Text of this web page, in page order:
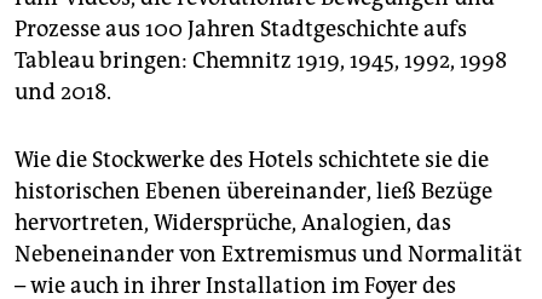
Prozesse aus 100 Jahren Stadtgeschichte aufs
Tableau bringen: Chemnitz 1919, 1945, 1992, 1998
und 2018.
Wie die Stockwerke des Hotels schichtete sie die
historischen Ebenen übereinander, ließ Bezüge
hervor­treten, Widersprüche, Analogien, das
Nebeneinander von Extremismus und Normalität
– wie auch in ihrer Installation im Foyer des